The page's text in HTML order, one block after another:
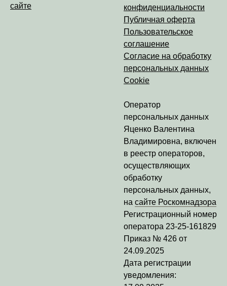
сайте
конфиденциальности
Публичная оферта
Пользовательское
соглашение
Согласие на обработку
персональных данных
Cookie
Оператор
персональных данных
Яценко Валентина
Владимировна, включен
в реестр операторов,
осуществляющих
обработку
персональных данных,
на сайте Роскомнадзора
Регистрационный номер
оператора 23-25-161829
Приказ № 426 от
24.09.2025
Дата регистрации
уведомления: